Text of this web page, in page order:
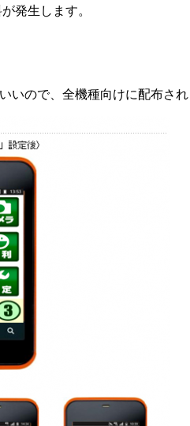
発生します。
いので、全機種向けに配布さ